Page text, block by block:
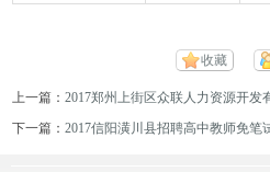
收藏
上一篇：2017郑州上街区众联人力资源开
下一篇：2017信阳潢川县招聘高中教师免笔